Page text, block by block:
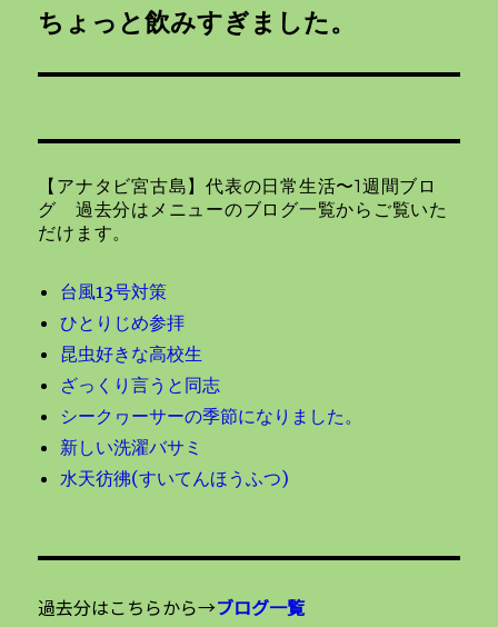
ゲ
ー
ン
次
投
ちょっと飲みすぎました。
【アナタビ宮古島】代表の日常生活〜1週間ブロ
グ 過去分はメニューのブログ一覧からご覧いた
だけます。
台風13号対策
ひとりじめ参拝
昆虫好きな高校生
ざっくり言うと同志
シークヮーサーの季節になりました。
新しい洗濯バサミ
水天彷彿(すいてんほうふつ)
過去分はこちらから→ブログ一覧